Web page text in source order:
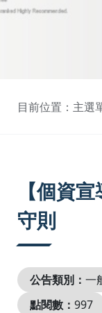
目前位置：主選
【個資
守則
公告類別： 一
點閱數： 997